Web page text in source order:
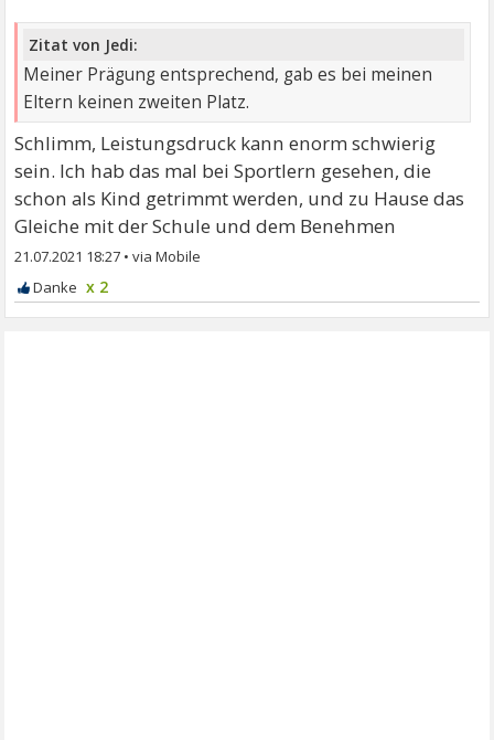
Zitat von Jedi:
Meiner Prägung entsprechend, gab es bei meinen
Eltern keinen zweiten Platz.
Schlimm, Leistungsdruck kann enorm schwierig
sein. Ich hab das mal bei Sportlern gesehen, die
schon als Kind getrimmt werden, und zu Hause das
Gleiche mit der Schule und dem Benehmen
21.07.2021 18:27 •
x 2